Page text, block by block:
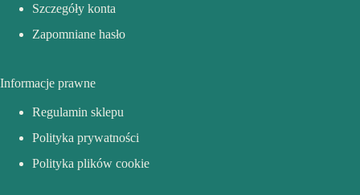
Szczegóły konta
Zapomniane hasło
Informacje prawne
Regulamin sklepu
Polityka prywatności
Polityka plików cookie